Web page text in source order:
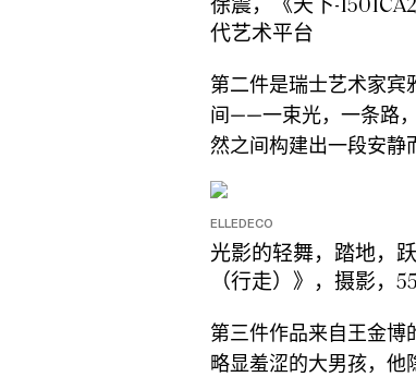
徐震，《天下-
代艺术平台
第二件是瑞士艺术家宾
间——一束光，一条路
然之间构建出一段安静
ELLEDECO
光影的轻舞，踏地，
（行走）》，摄影，
第三件作品来自王金博
略显羞涩的大男孩，他